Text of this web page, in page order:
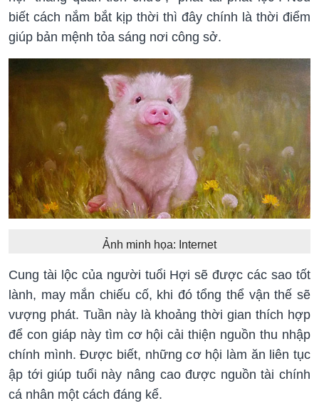
biết cách nắm bắt kịp thời thì đây chính là thời điểm
giúp bản mệnh tỏa sáng nơi công sở.
Ảnh minh họa: Internet
Cung tài lộc của người tuổi Hợi sẽ được các sao tốt
lành, may mắn chiếu cố, khi đó tổng thể vận thế sẽ
vượng phát. Tuần này là khoảng thời gian thích hợp
để con giáp này tìm cơ hội cải thiện nguồn thu nhập
chính mình. Được biết, những cơ hội làm ăn liên tục
ập tới giúp tuổi này nâng cao được nguồn tài chính
cá nhân một cách đáng kể.